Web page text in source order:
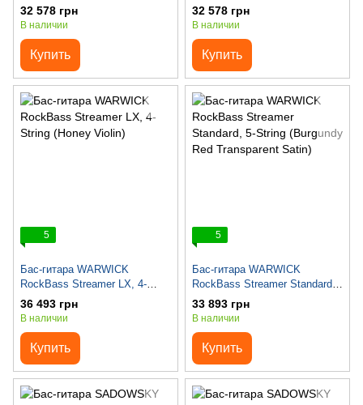
4-String (Burgundy Red
Transparent Satin)
32 578 грн
В наличии
Купить
4-String (Honey Violin
Transparent Satin)
32 578 грн
В наличии
Купить
5
Бас-гитара WARWICK
RockBass Streamer LX, 4-
String (Honey Violin)
36 493 грн
В наличии
Купить
5
Бас-гитара WARWICK
RockBass Streamer Standard,
5-String (Burgundy Red
Transparent Satin)
33 893 грн
В наличии
Купить